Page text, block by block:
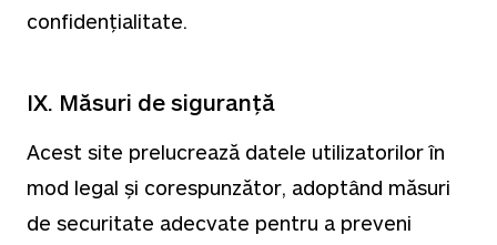
confidențialitate.
IX. Măsuri de siguranță
Acest site prelucrează datele utilizatorilor în
mod legal și corespunzător, adoptând măsuri
de securitate adecvate pentru a preveni